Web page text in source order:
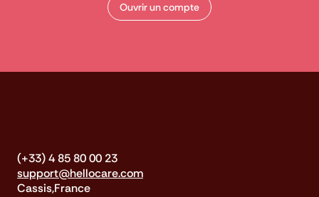
Ouvrir un compte
(+33) 4 85 80 00 23
support@hellocare.com
Cassis,France